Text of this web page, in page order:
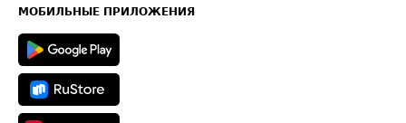
Техническая информация
МОБИЛЬНЫЕ ПРИЛОЖЕНИЯ